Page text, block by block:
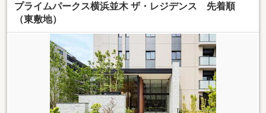
プライムパークス横浜並木 ザ・レジデンス 先着順
（東敷地）